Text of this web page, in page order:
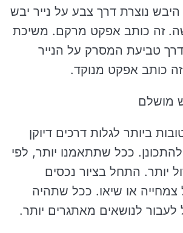
נוצרת דרך צבע על נייר יבש
זה כותב אפקט מרקם. משיכת
טביעת המסרק על הנייר
כותב אפקט מנוקד.
מושלם
ביותר לגלות דרכים דיוקן
ככל שתתאמנו יותר, לפי
יותר. התחל בציור נכסים
או שיאו. ככל שתהיה
לעבור לנושאים מאתגרים יותר.